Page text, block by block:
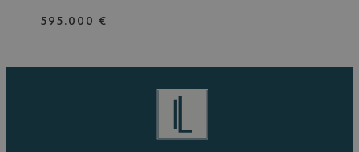
595.000 €